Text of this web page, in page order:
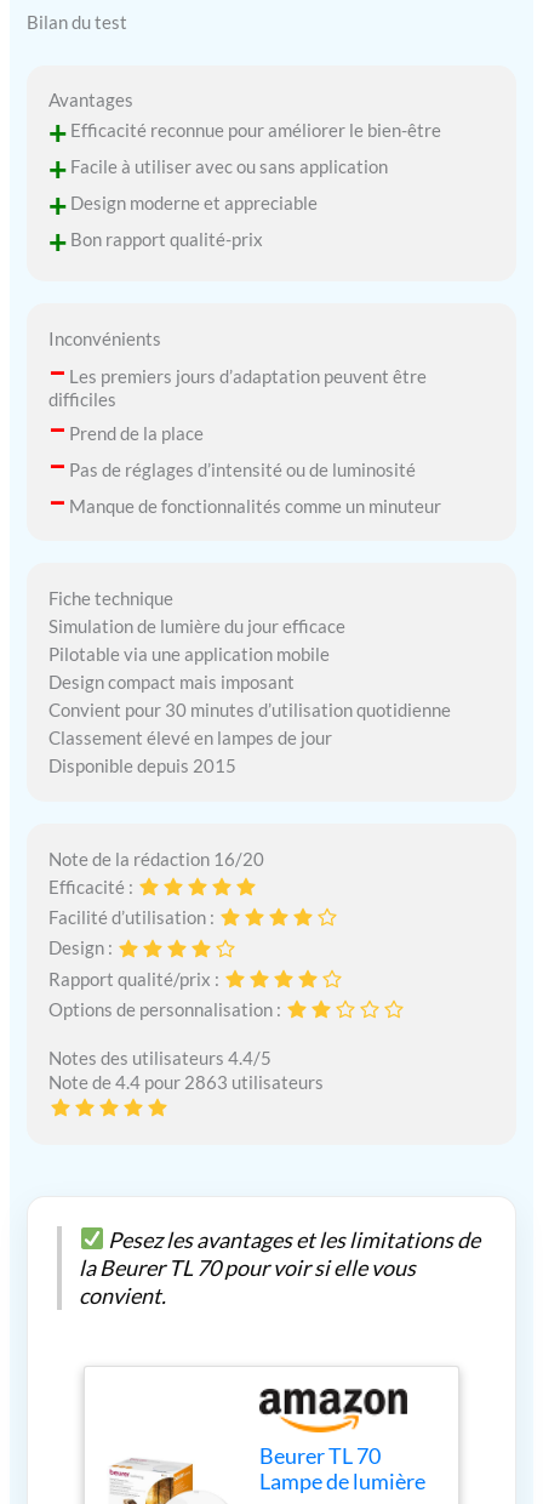
Bilan du test
Avantages
+ Efficacité reconnue pour améliorer le bien-être
+ Facile à utiliser avec ou sans application
+ Design moderne et appreciable
+ Bon rapport qualité-prix
Inconvénients
– Les premiers jours d’adaptation peuvent être
difficiles
– Prend de la place
– Pas de réglages d’intensité ou de luminosité
– Manque de fonctionnalités comme un minuteur
Fiche technique
Simulation de lumière du jour efficace
Pilotable via une application mobile
Design compact mais imposant
Convient pour 30 minutes d’utilisation quotidienne
Classement élevé en lampes de jour
Disponible depuis 2015
Note de la rédaction 16/20
Efficacité :
Facilité d’utilisation :
Design :
Rapport qualité/prix :
Options de personnalisation :
Notes des utilisateurs 4.4/5
Note de 4.4 pour 2863 utilisateurs
Pesez les avantages et les limitations de
la Beurer TL 70 pour voir si elle vous
convient.
Beurer TL 70
Lampe de lumière